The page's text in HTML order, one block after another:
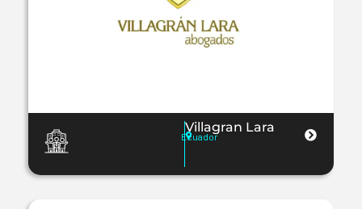
Villagran Lara
Ecuador